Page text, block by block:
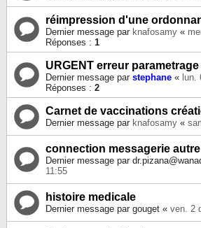
réimpression d'une
Dernier message par knafosamy «
Réponses : 1
URGENT erreur
Dernier message par stephane « lun.
Réponses : 2
Carnet de vaccinations
Dernier message par knafosamy «
connection messagerie autre
Dernier message par
11:55
histoire medicale
Dernier message par gouget « ven. 2